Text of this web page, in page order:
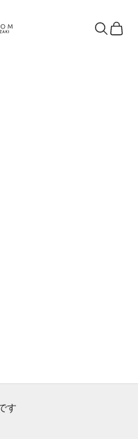
検索カート
す
ット用品を集めました。
きる素材の食事やアイテム